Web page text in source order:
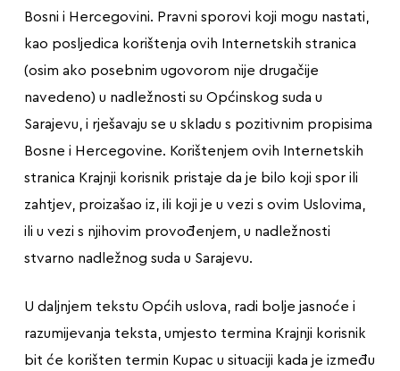
Bosni i Hercegovini. Pravni sporovi koji mogu nastati,
kao posljedica korištenja ovih Internetskih stranica
(osim ako posebnim ugovorom nije drugačije
navedeno) u nadležnosti su Općinskog suda u
Sarajevu, i rješavaju se u skladu s pozitivnim propisima
Bosne i Hercegovine. Korištenjem ovih Internetskih
stranica Krajnji korisnik pristaje da je bilo koji spor ili
zahtjev, proizašao iz, ili koji je u vezi s ovim Uslovima,
ili u vezi s njihovim provođenjem, u nadležnosti
stvarno nadležnog suda u Sarajevu.
U daljnjem tekstu Općih uslova, radi bolje jasnoće i
razumijevanja teksta, umjesto termina Krajnji korisnik
bit će korišten termin Kupac u situaciji kada je između